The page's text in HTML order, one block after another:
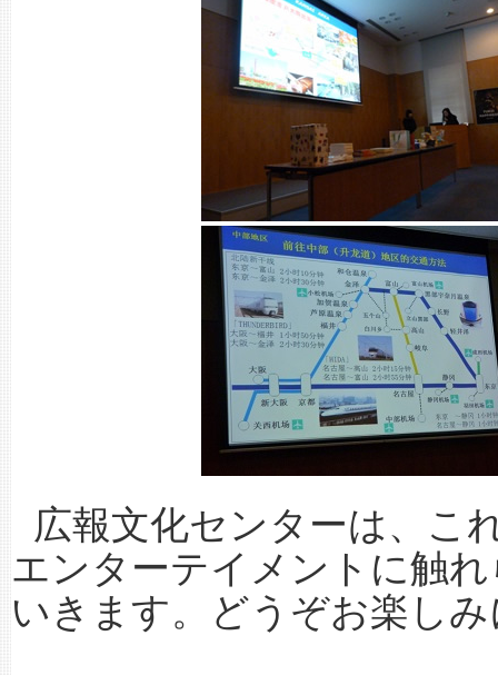
広報文化センターは、こ
エンターテイメントに触
いきます。どうぞお楽し